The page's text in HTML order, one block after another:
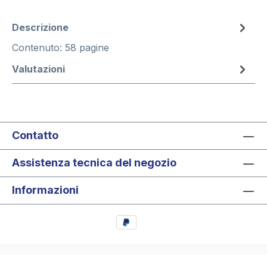
Descrizione
Contenuto: 58 pagine
Valutazioni
Contatto
Assistenza tecnica del negozio
Informazioni